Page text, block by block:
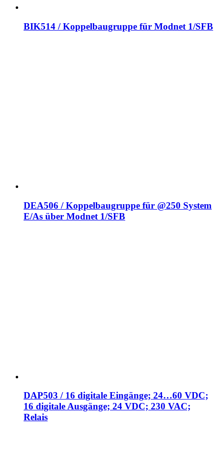
BIK514 / Koppelbaugruppe für Modnet 1/SFB
DEA506 / Koppelbaugruppe für @250 System
E/As über Modnet 1/SFB
DAP503 / 16 digitale Eingänge; 24…60 VDC;
16 digitale Ausgänge; 24 VDC; 230 VAC;
Relais